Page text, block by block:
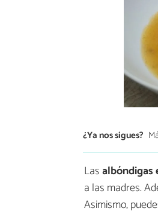
¿Ya nos sigues?
Lasalbóndigas
a las madres.
Asimismo,